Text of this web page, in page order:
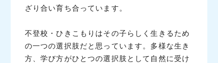
ざり合い育ち合っています。
不登校・ひきこもりはその子らしく生きるため
の一つの選択肢だと思っています。多様な生き
方、学び方がひとつの選択肢として自然に受け